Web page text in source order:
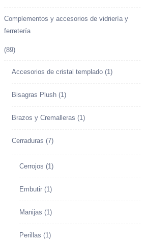
Complementos y accesorios de vidriería y
ferretería
(89)
Accesorios de cristal templado (1)
Bisagras Plush (1)
Brazos y Cremalleras (1)
Cerraduras (7)
Cerrojos (1)
Embutir (1)
Manijas (1)
Perillas (1)